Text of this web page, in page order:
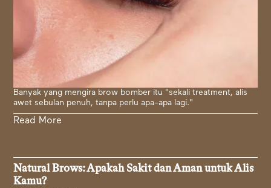
Banyak yang mengira brow bomber itu "sekali treatment, alis
awet sebulan penuh, tanpa perlu apa-apa lagi."
Read More
Natural Brows: Apakah Sakit dan Aman untuk Alis
Kamu?